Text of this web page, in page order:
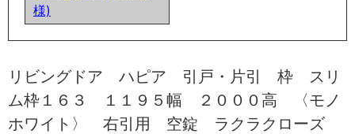
様)
リビングドア ハピア 引戸・片引 枠 スリ
ム枠１６３ １１９５幅 ２０００高 〈モノ
ホワイト〉 右引用 空錠 ラクラクローズ